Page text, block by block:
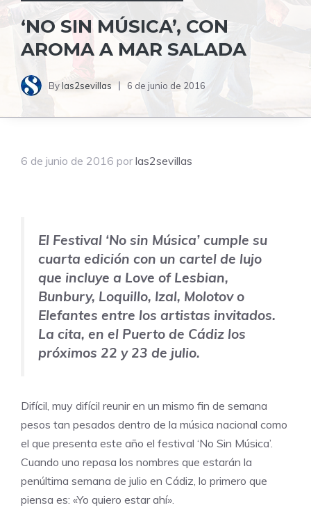
‘NO SIN MÚSICA’, CON
AROMA A MAR SALADA
Bylas2sevillas 6 de junio de 2016
6 de junio de 2016 por las2sevillas
El Festival ‘No sin Música’ cumple su
cuarta edición con un cartel de lujo
que incluye a Love of Lesbian,
Bunbury, Loquillo, Izal, Molotov o
Elefantes entre los artistas invitados.
La cita, en el Puerto de Cádiz los
próximos 22 y 23 de julio.
Difícil, muy difícil reunir en un mismo fin de semana
pesos tan pesados dentro de la música nacional como
el que presenta este año el festival ‘No Sin Música’
Cuando uno repasa los nombres que estarán la
penúltima semana de julio en Cádiz, lo primero que
piensa es: «Yo quiero estar ahí».